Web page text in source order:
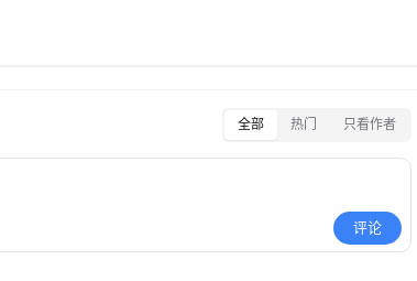
全部 热门 只看作者
评论